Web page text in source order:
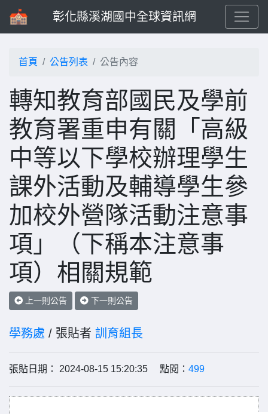
彰化縣溪湖國中全球資訊網
首頁 公告列表 公告內容
轉知教育部國民及學前
教育署重申有關「高級
中等以下學校辦理學生
課外活動及輔導學生參
加校外營隊活動注意事
項」（下稱本注意事
項）相關規範
上一則公告 下一則公告
學務處 / 張貼者 訓育組長
張貼日期： 2024-08-15 15:20:35 點閱： 499